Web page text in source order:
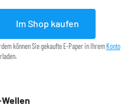
Im Shop kaufen
können Sie gekaufte E-Paper in IhremKonto